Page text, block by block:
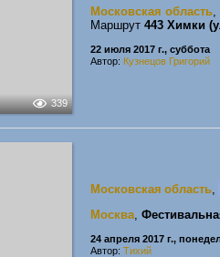
339
Московская область,
Маршрут 443 Химки
22 июля 2017 г., суббота
Автор: Кузнецов Григорий
Московская область,
Москва,
24 апреля 2017 г.,
Автор: Тихий